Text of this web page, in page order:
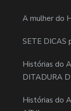
A mulher do
SETE DICAS
Histórias do
DITADURA
Histórias do